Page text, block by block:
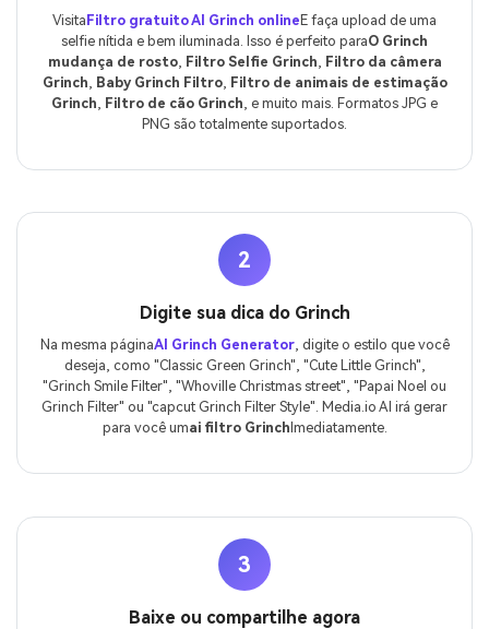
VisitaFiltro gratuito AI Grinch onlineE faça upload de uma
selfie nítida e bem iluminada. Isso é perfeito paraO Grinch
mudança de rosto, Filtro Selfie Grinch Filtro da câmera
Grinch Baby Grinch Filtro, Filtro de animais de estimação
Grinch Filtro de cão Grinch , e muito mais. Formatos JPG e
PNG são totalmente suportados.
2
Digite sua dica do Grinch
Na mesma páginaAI Grinch Generator, digite o estilo que você
deseja, como "Classic Green Grinch", "Cute Little Grinch",
"Grinch Smile Filter", "Whoville Christmas street", "Papai Noel ou
Grinch Filter" ou "capcut Grinch Filter Style". Media.io AI irá gerar
para você umai filtro Grinch Imediatamente.
3
Baixe ou compartilhe agora